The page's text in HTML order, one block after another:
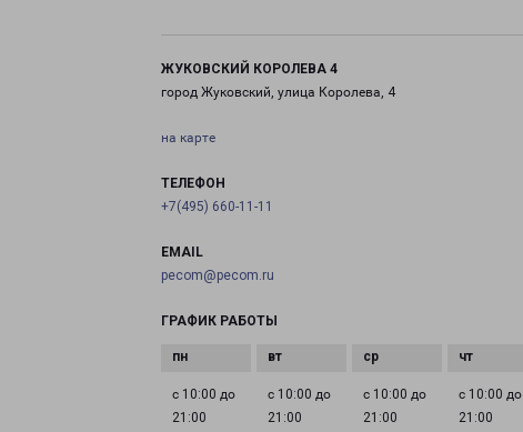
ЖУКОВСКИЙ КОРОЛЕВА 4
город Жуковский, улица Королева, 4
на карте
ТЕЛЕФОН
+7(495) 660-11-11
EMAIL
pecom@pecom.ru
ГРАФИК РАБОТЫ
с 10:00 до
21:00
с 10:00 до
21:00
с 10:00 до
21:00
с 10:00 до
21:00